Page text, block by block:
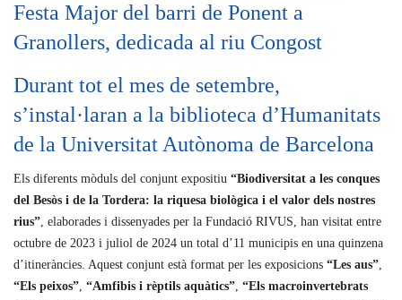
Festa Major del barri de Ponent a
Granollers, dedicada al riu Congost
Durant tot el mes de setembre,
s’instal·laran a la biblioteca d’Humanitats
de la Universitat Autònoma de Barcelona
Els diferents mòduls del conjunt expositiu “Biodiversitat a les conques
del Besòs i de la Tordera: la riquesa biològica i el valor dels nostres
rius”, elaborades i dissenyades per la Fundació RIVUS, han visitat entre
octubre de 2023 i juliol de 2024 un total d’11 municipis en una quinzena
d’itineràncies. Aquest conjunt està format per les exposicions “Les aus”,
“Els peixos”, “Amfibis i rèptils aquàtics”, “Els macroinvertebrats